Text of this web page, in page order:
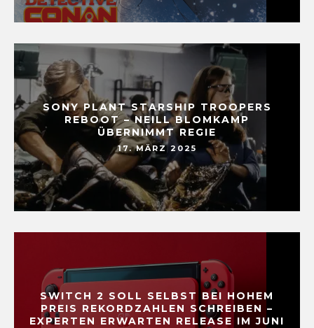
SONY PLANT STARSHIP TROOPERS
REBOOT – NEILL BLOMKAMP
ÜBERNIMMT REGIE
17. MÄRZ 2025
SWITCH 2 SOLL SELBST BEI HOHEM
PREIS REKORDZAHLEN SCHREIBEN –
EXPERTEN ERWARTEN RELEASE IM JUNI